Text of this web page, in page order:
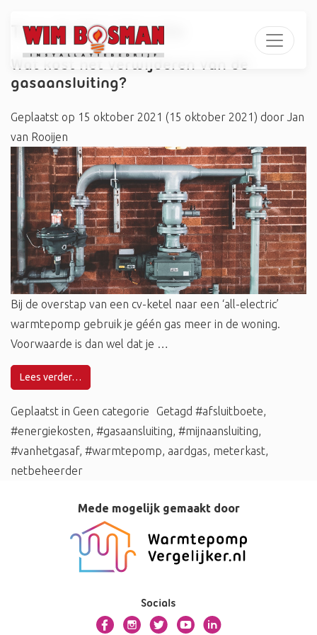
Tag:#afsluitboete
Wat kost het verwijderen van de
gasaansluiting?
Geplaatst op 15 oktober 2021 (15 oktober 2021) door Jan
van Rooijen
Bij de overstap van een cv-ketel naar een ‘all-electric’
warmtepomp gebruik je géén gas meer in de woning.
Voorwaarde is dan wel dat je …
Lees verder…
Geplaatst in Geen categorie Getagd #afsluitboete,
#energiekosten, #gasaansluiting, #mijnaansluiting,
#vanhetgasaf, #warmtepomp, aardgas, meterkast,
netbeheerder
Mede mogelijk gemaakt door
Socials